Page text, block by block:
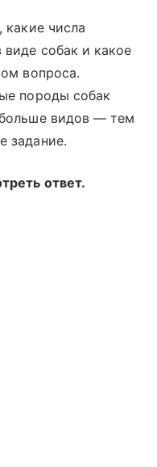
какие числа
виде собак и какое
вопроса.
породы собак
видов — тем
задание.
ответ.